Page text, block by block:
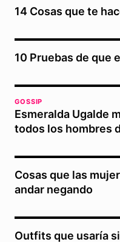
14 Cosas que te
10 Pruebas de que
GOSSIP
Esmeralda Ugalde
todos los hombres
Cosas que las
andar negando
Outfits que usaría